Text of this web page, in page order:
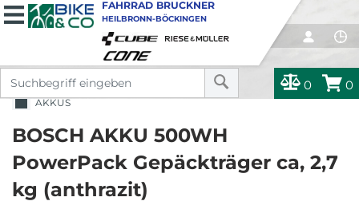
0 0
FAHRRAD BRUCKNER
HEILBRONN-BÖCKINGEN
AKKUS
BOSCH AKKU 500WH
PowerPack Gepäckträger ca, 2,7
kg (anthrazit)